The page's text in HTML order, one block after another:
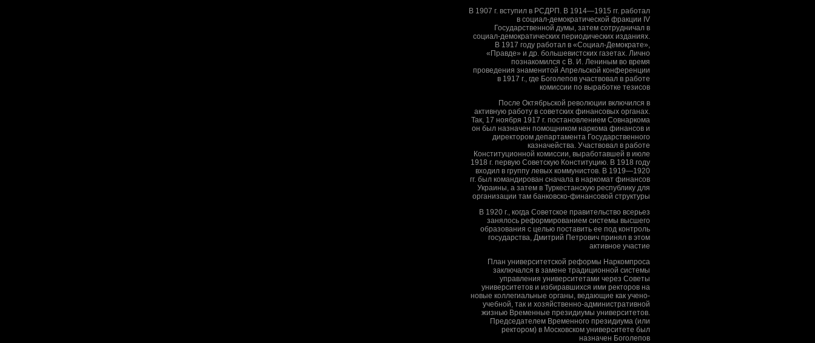
В 1907 г. вступил в РСДРП. В 1914—1915 гг. работал
в социал-демократической фракции IV
Государственной думы, затем сотрудничал в
социал-демократических периодических изданиях.
В 1917 году работал в «Социал-Демократе»,
«Правде» и др. большевистских газетах. Лично
познакомился с В. И. Лениным во время
проведения знаменитой Апрельской конференции
в 1917 г., где Боголепов участвовал в работе
комиссии по выработке тезисов
После Октябрьской революции включился в
активную работу в советских финансовых органах.
Так, 17 ноября 1917 г. постановлением Совнаркома
он был назначен помощником наркома финансов и
директором департамента Государственного
казначейства. Участвовал в работе
Конституционной комиссии, выработавшей в июле
1918 г. первую Советскую Конституцию. В 1918 году
входил в группу левых коммунистов. В 1919—1920
гг. был командирован сначала в наркомат финансов
Украины, а затем в Туркестанскую республику для
организации там банковско-финансовой структуры
В 1920 г., когда Советское правительство всерьез
занялось реформированием системы высшего
образования с целью поставить ее под контроль
государства, Дмитрий Петрович принял в этом
активное участие
План университетской реформы Наркомпроса
заключался в замене традиционной системы
управления университетами через Советы
университетов и избиравшихся ими ректоров на
новые коллегиальные органы, ведающие как учено-
учебной, так и хозяйственно-административной
жизнью Временные президиумы университетов.
Председателем Временного президиума (или
ректором) в Московском университете был
назначен Боголепов